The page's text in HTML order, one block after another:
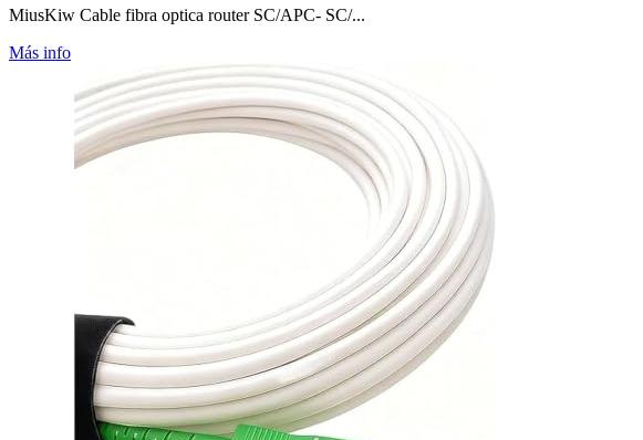
MiusKiw Cable fibra optica router SC/APC- SC/...
Más info